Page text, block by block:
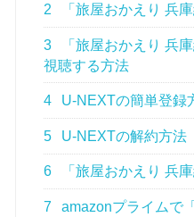
2 「旅屋おかえり 兵
3
「旅屋おかえり 兵
視聴する方法
4 U-NEXTの簡単登録
5 U-NEXTの解約方法
6 「旅屋おかえり 兵
7 amazonプライムで